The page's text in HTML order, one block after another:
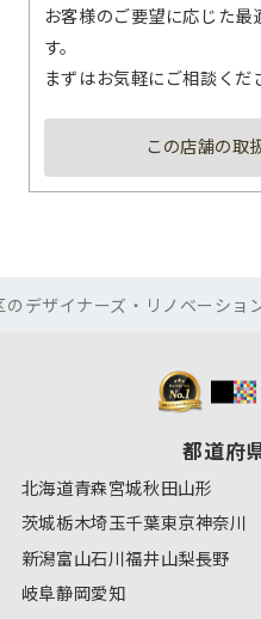
お客様のご要望に応じた
す。
まずはお気軽にご相談くだ
この店舗の取
のデザイナーズ・リノベーショ
都道府
北海道青森宮城秋田山形
茨城栃木埼玉千葉東京神奈川
新潟富山石川福井山梨長野
岐阜静岡愛知